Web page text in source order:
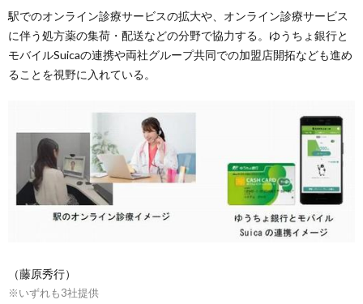
駅でのオンライン診療サービスの拡大や、オンライン診療サービス
に伴う処方薬の集荷・配送などの分野で協力する。ゆうちょ銀行と
モバイルSuicaの連携や両社グループ共同での加盟店開拓なども進め
ることを視野に入れている。
（藤原秀行）
※いずれも3社提供